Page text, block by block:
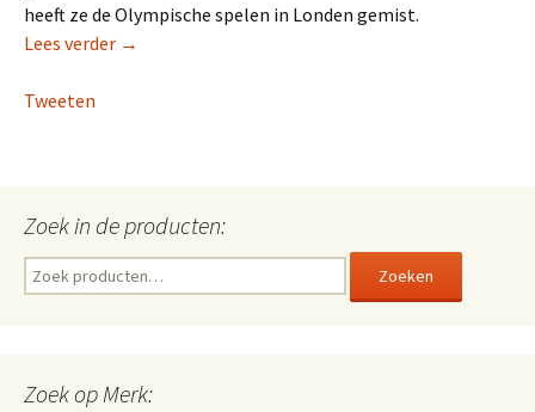
heeft ze de Olympische spelen in Londen gemist.
Lees verder Boonstra: “Ook ik sport voor mijn plezier!”
→
Tweeten
Zoek in de producten:
Zoeken
naar:
Zoeken
Zoek op Merk: